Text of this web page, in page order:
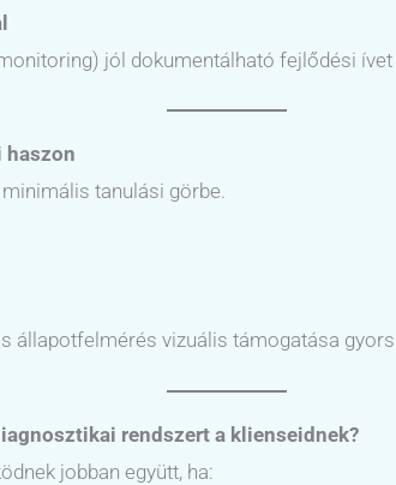
jól dokumentálható fejlődési ívet
haszon
tanulási görbe.
állapotfelmérés vizuális támogatása
rendszert a klienseidnek?
jobban együtt, ha: